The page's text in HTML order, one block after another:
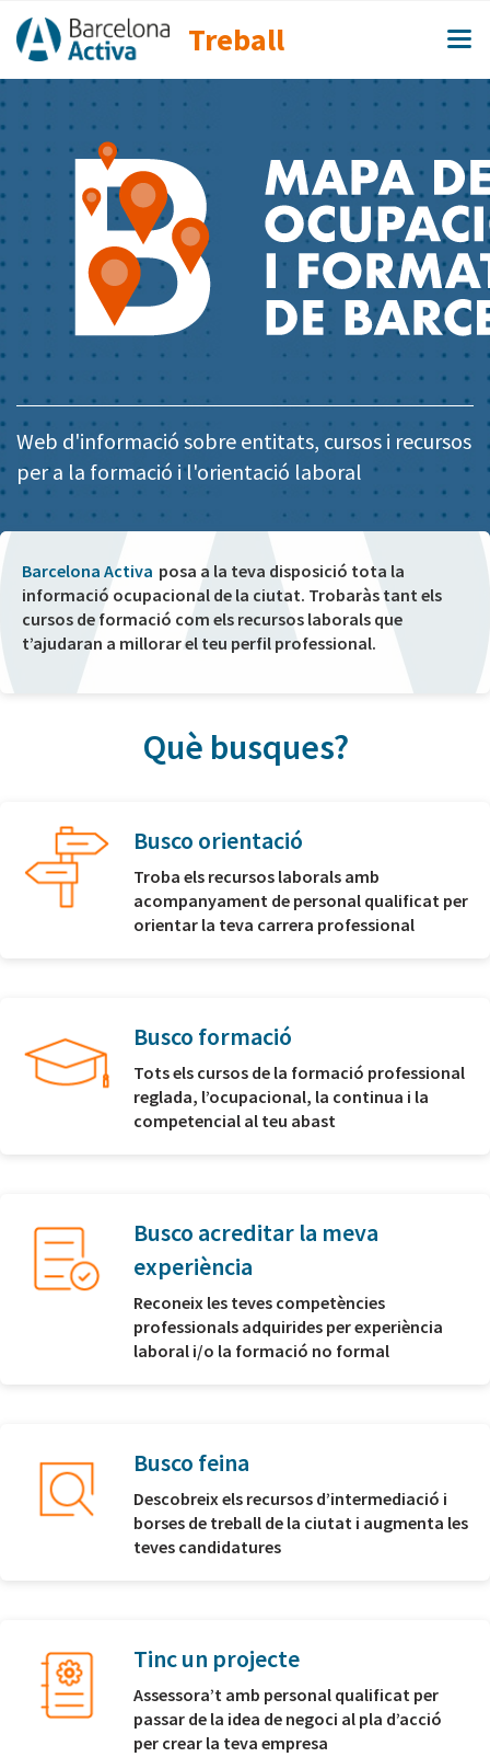
Treball
Web d'informació sobre entitats, cursos i recursos
per a la formació i l'orientació laboral
Barcelona Activa posa a la teva disposició tota la
informació ocupacional de la ciutat. Trobaràs tant els
cursos de formació com els recursos laborals que
t’ajudaran a millorar el teu perfil professional.
Què busques?
Busco orientació
Troba els recursos laborals amb
acompanyament de personal qualificat per
orientar la teva carrera professional
Busco formació
Tots els cursos de la formació professional
reglada, l’ocupacional, la continua i la
competencial al teu abast
Busco acreditar la meva
experiència
Reconeix les teves competències
professionals adquirides per experiència
laboral i/o la formació no formal
Busco feina
Descobreix els recursos d’intermediació i
borses de treball de la ciutat i augmenta les
teves candidatures
Tinc un projecte
Assessora’t amb personal qualificat per
passar de la idea de negoci al pla d’acció
per crear la teva empresa